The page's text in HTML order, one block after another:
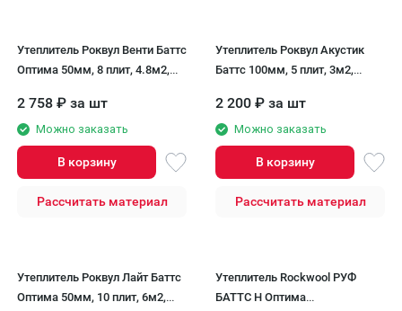
Утеплитель Роквул Венти Баттс
Оптима 50мм, 8 плит, 4.8м2,
2 758 ₽ за шт
Можно заказать
В корзину
Рассчитать материал
Утеплитель Роквул Акустик
Баттс 100мм, 5 плит, 3м2,
2 200 ₽ за шт
Можно заказать
В корзину
Рассчитать материал
Утеплитель Роквул Лайт Баттс
Оптима 50мм, 10 плит, 6м2,
Утеплитель Rockwool РУФ
БАТТС Н Оптима